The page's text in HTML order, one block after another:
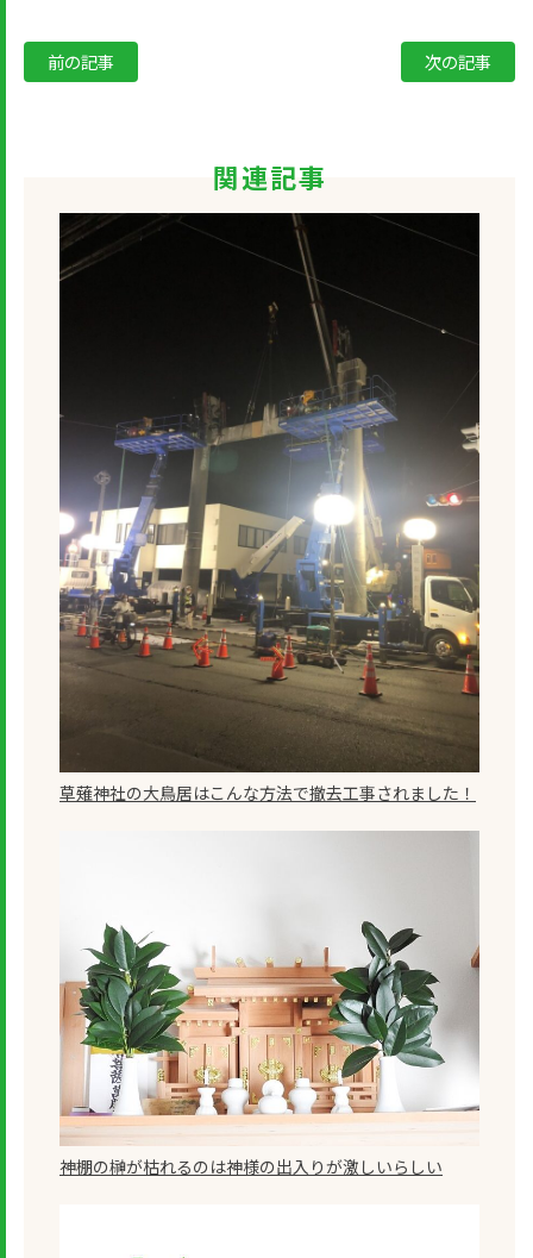
前の記事 次の記事
関連記事
草薙神社の大鳥居はこんな方法で撤去工事されました！
神棚の榊が枯れるのは神様の出入りが激しいらしい